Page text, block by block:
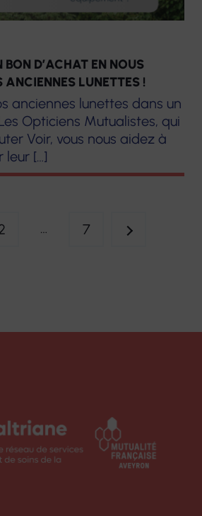
BON D’ACHAT EN NOUS
LUNETTES !
anciennes lunettes dans un
Opticiens Mutualistes, qui
Voir, vous nous aidez à
leur […]
… 7